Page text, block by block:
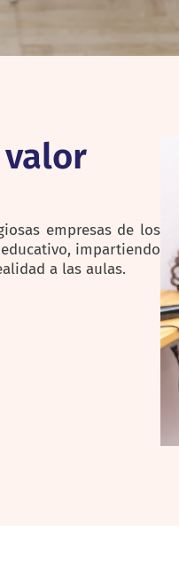
empresas de los
impartiendo
a las aulas.